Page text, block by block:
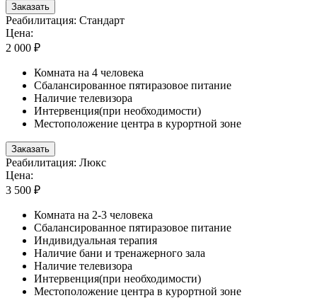
Заказать
Реабилитация: Стандарт
Цена:
2 000 ₽
Комната на 4 человека
Сбалансированное пятиразовое питание
Наличие телевизора
Интервенция(при необходимости)
Местоположение центра в курортной зоне
Заказать
Реабилитация: Люкс
Цена:
3 500 ₽
Комната на 2-3 человека
Сбалансированное пятиразовое питание
Индивидуальная терапия
Наличие бани и тренажерного зала
Наличие телевизора
Интервенция(при необходимости)
Местоположение центра в курортной зоне